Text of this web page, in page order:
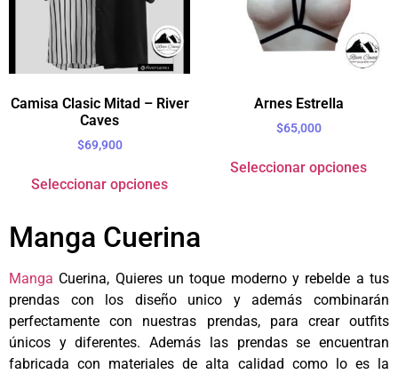
Camisa Clasic Mitad – River
Caves
$69,900
Seleccionar opciones
Arnes Estrella
$65,000
Seleccionar opciones
Manga Cuerina
Manga Cuerina, Quieres un toque moderno y rebelde a tus
prendas con los diseño unico y además combinarán
perfectamente con nuestras prendas, para crear outfits
únicos y diferentes. Además las prendas se encuentran
fabricada con materiales de alta calidad como lo es la